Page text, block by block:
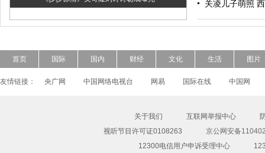
超模Freja Beha演绎2014春夏形象大片
关凌儿子萌照
首页 国际 国内 财经 文化 生活 图片
友情链接： 央广网 中国网络电视台 网易 国际在线 中国网
关于我们 互联网举报中心
视听节目许可证0108263
京公网安备
12300电信用户申诉受理中心